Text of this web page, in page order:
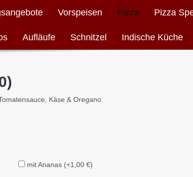
Vorspeisen Pizza Pizza
Aufläufe Schnitzel Indische Küche
Käse & Oregano
mit Ananas (+1,00 €)